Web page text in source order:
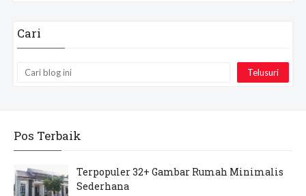
Cari
Pos Terbaik
Terpopuler 32+ Gambar Rumah Minimalis
Sederhana